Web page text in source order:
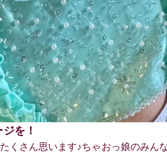
を！
くさん思います♪ちゃおっ娘のみん